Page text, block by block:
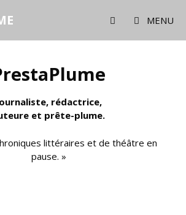
MENU
rédactrice,
et prête-plume.
littéraires et de théâtre en
pause. »